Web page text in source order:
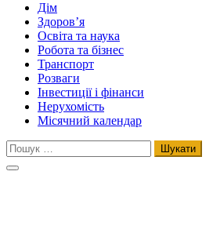
Дім
Здоров’я
Освіта та наука
Робота та бізнес
Транспорт
Розваги
Інвестиції і фінанси
Нерухомість
Місячний календар
Пошук: